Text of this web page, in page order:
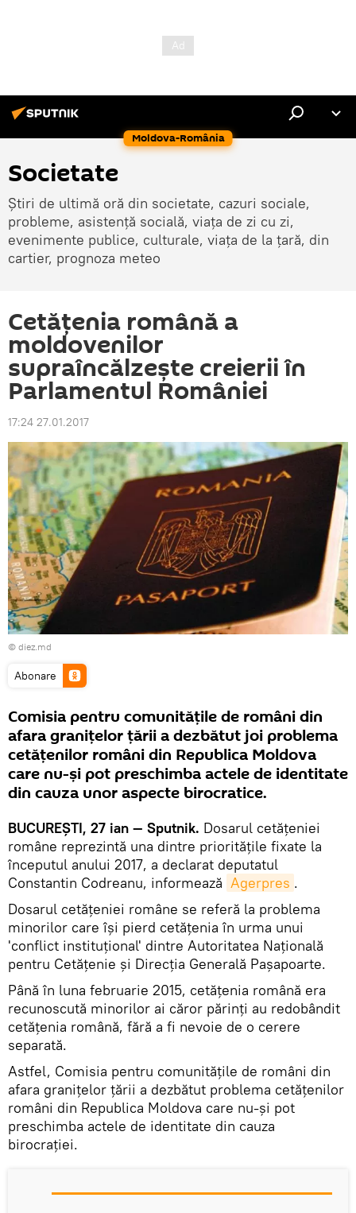
Moldova-România
Societate
Știri de ultimă oră din societate, cazuri sociale,
probleme, asistență socială, viața de zi cu zi,
evenimente publice, culturale, viața de la țară, din
cartier, prognoza meteo
Cetățenia română a
moldovenilor
supraîncălzește creierii în
Parlamentul României
17:24 27.01.2017
© diez.md
Abonare
Comisia pentru comunitățile de români din
afara granițelor țării a dezbătut joi problema
cetățenilor români din Republica Moldova
care nu-și pot preschimba actele de identitate
din cauza unor aspecte birocratice.
BUCUREŞTI, 27 ian — Sputnik. Dosarul cetăţeniei
române reprezintă una dintre priorităţile fixate la
începutul anului 2017, a declarat deputatul
Constantin Codreanu, informează Agerpres .
Dosarul cetățeniei române se referă la problema
minorilor care își pierd cetățenia în urma unui
'conflict instituțional' dintre Autoritatea Națională
pentru Cetățenie și Direcția Generală Pașapoarte.
Până în luna februarie 2015, cetățenia română era
recunoscută minorilor ai căror părinți au redobândit
cetățenia română, fără a fi nevoie de o cerere
separată.
Astfel, Comisia pentru comunitățile de români din
afara granițelor țării a dezbătut problema cetățenilor
români din Republica Moldova care nu-și pot
preschimba actele de identitate din cauza
birocraţiei.